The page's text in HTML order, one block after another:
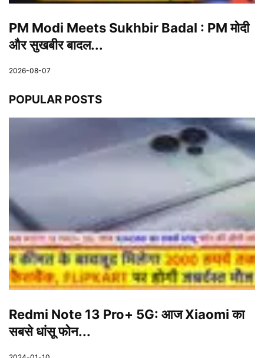
PM Modi Meets Sukhbir Badal : PM मोदी
और सुखबीर बादल...
2026-08-07
POPULAR POSTS
Redmi Note 13 Pro+ 5G: आज Xiaomi का
सबसे धांसू फोन...